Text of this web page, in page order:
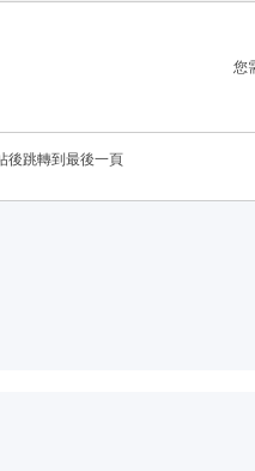
您
後跳轉到最後一頁